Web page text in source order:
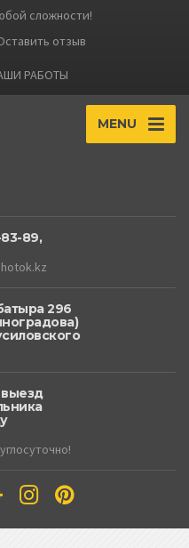
сложности!
отзыв
РАБОТЫ
MENU
89,
296